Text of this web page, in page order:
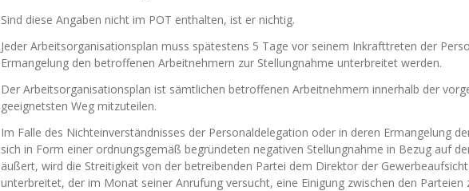
Sind diese Angaben nicht im POT enthalten, ist er nichtig.
Jeder Arbeitsorganisationsplan muss spätestens 5 Tage vor seinem Inkrafttreten der
Ermangelung den betroffenen Arbeitnehmern zur Stellungnahme unterbreitet werden.
Der Arbeitsorganisationsplan ist sämtlichen betroffenen Arbeitnehmern innerhalb der
geeignetsten Weg mitzuteilen.
Im Falle des Nichteinverständnisses der Personaldelegation oder in deren Ermangelung
sich in Form einer ordnungsgemäß begründeten negativen Stellungnahme in Bezug auf
äußert, wird die Streitigkeit von der betreibenden Partei dem Direktor der
unterbreitet, der im Monat seiner Anrufung versucht, eine Einigung zwischen den Parteien